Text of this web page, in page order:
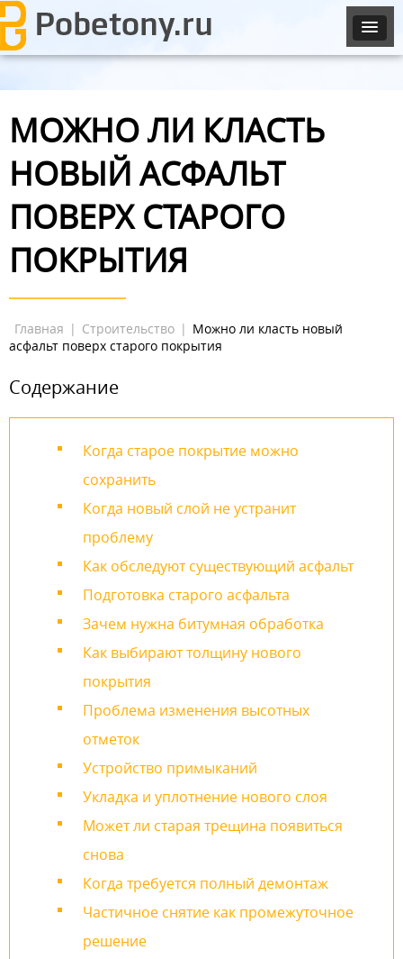
МОЖНО ЛИ КЛАСТЬ
НОВЫЙ АСФАЛЬТ
ПОВЕРХ СТАРОГО
ПОКРЫТИЯ
Главная | Строительство | Можно ли класть новый
асфальт поверх старого покрытия
Содержание
Когда старое покрытие можно
сохранить
Когда новый слой не устранит
проблему
Как обследуют существующий асфальт
Подготовка старого асфальта
Зачем нужна битумная обработка
Как выбирают толщину нового
покрытия
Проблема изменения высотных
отметок
Устройство примыканий
Укладка и уплотнение нового слоя
Может ли старая трещина появиться
снова
Когда требуется полный демонтаж
Частичное снятие как промежуточное
решение